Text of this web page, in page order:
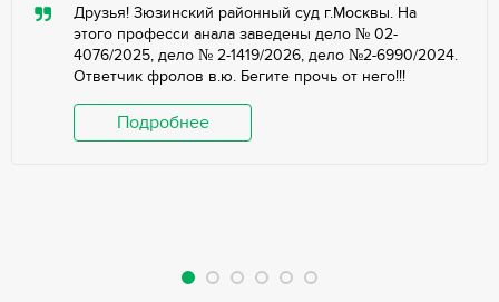
Друзья! Зюзинский районный суд г.Москвы. На
этого професси анала заведены дело № 02-
4076/2025, дело № 2-1419/2026, дело №2-6990/2024.
Ответчик фролов в.ю. Бегите прочь от него!!!
Подробнее